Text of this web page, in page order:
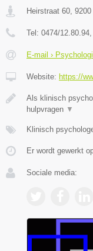
Heirstraat 60 9200
Tel: 0474/12.80.94
E-mail ›
Website: https://
Als klinisch
hulpvragen ▼
Klinisch
Er wordt gewerkt
Sociale media: